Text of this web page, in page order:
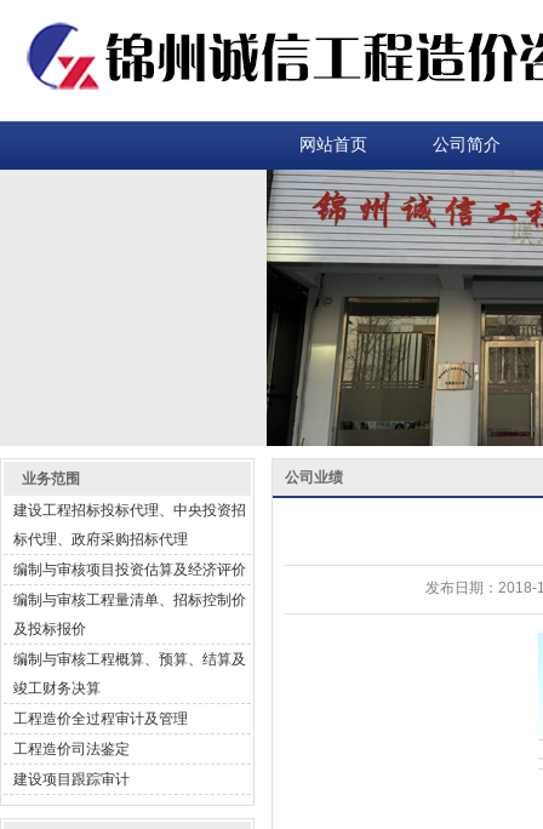
网站首页 公司简介
业务范围
建设工程招标投标代理、中央投资招
标代理、政府采购招标代理
编制与审核项目投资估算及经济评价
编制与审核工程量清单、招标控制价
及投标报价
编制与审核工程概算、预算、结算及
竣工财务决算
工程造价全过程审计及管理
工程造价司法鉴定
建设项目跟踪审计
公司业绩
发布日期： 2018-